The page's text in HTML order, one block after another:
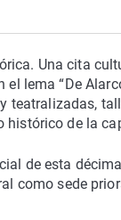
Una cita
lema “De
teatralizadas,
histórico de la
de esta
como sede